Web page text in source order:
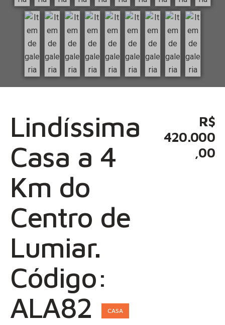
Lindíssima
Casa a 4
Km do
Centro de
Lumiar.
Código:
ALA82
CASA
R$
420.000
,00